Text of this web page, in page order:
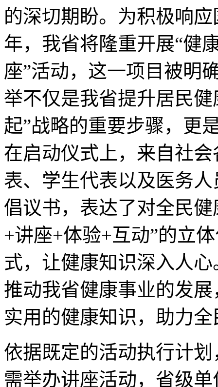
的深切期盼。为积极响
年，我省将隆重开展“
座”活动，这一项目被明
举不仅是我省提升居民
起”战略的重要步骤，更
在启动仪式上，来自社
表、学生代表以及医务
倡议书，表达了对全民
+讲座+体验+互动”的立
式，让健康知识深入人
推动我省健康事业的发
实用的健康知识，助力
依据既定的活动执行计
需举办讲座活动，省级